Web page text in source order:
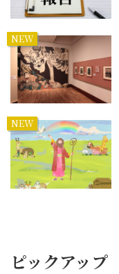
NEW
NEW
ピックアップ